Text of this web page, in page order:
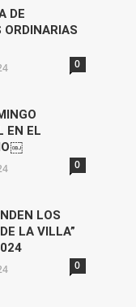
DE
ORDINARIAS
0
EN EL
0
LOS
LA VILLA”
0